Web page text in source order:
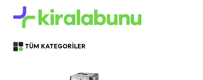
TÜM KATEGORİLER